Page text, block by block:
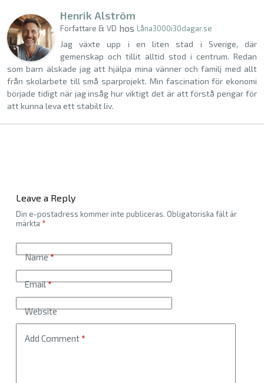
Henrik Alström
Författare & VD hos Låna3000i30dagar.se
Jag växte upp i en liten stad i Sverige, där
gemenskap och tillit alltid stod i centrum. Redan
som barn älskade jag att hjälpa mina vänner och familj med allt
från skolarbete till små sparprojekt. Min fascination för ekonomi
började tidigt när jag insåg hur viktigt det är att förstå pengar för
att kunna leva ett stabilt liv.
Leave a Reply
Din e-postadress kommer inte publiceras. Obligatoriska fält är
märkta *
Name*
Email*
Website
Add Comment*